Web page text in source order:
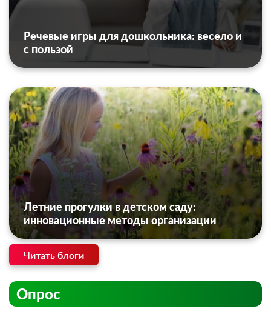
Речевые игры для дошкольника: весело и
с пользой
Летние прогулки в детском саду:
инновационные методы организации
Читать блоги
Опрос